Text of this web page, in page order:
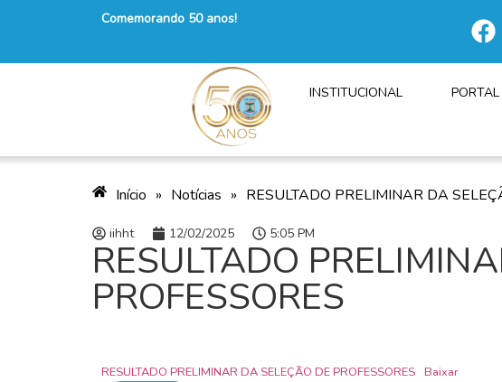
Comemorando 50 anos!
INSTITUCIONAL
Início » Notícias » RESULTADO PRELIMINAR DA
iihht 12/02/2025 5:05 PM
RESULTADO
PROFESSORES
RESULTADO PRELIMINAR DA SELEÇÃO DE PROFESSORES Baixar